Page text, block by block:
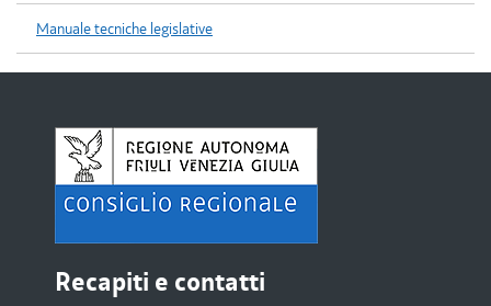
Manuale tecniche legislative
Recapiti e contatti